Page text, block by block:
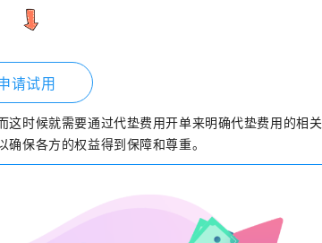
请试用
时候就需要通过代垫费用开单来明确代垫费用的相关
保各方的权益得到保障和尊重。